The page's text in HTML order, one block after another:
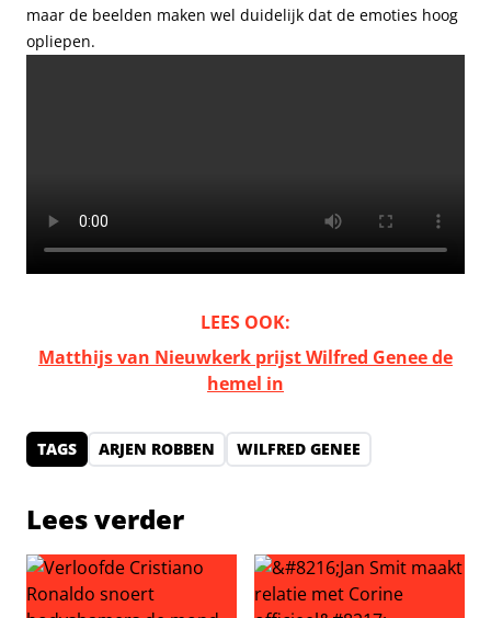
maar de beelden maken wel duidelijk dat de emoties hoog
opliepen.
LEES OOK:
Matthijs van Nieuwkerk prijst Wilfred Genee de
hemel in
TAGS ARJEN ROBBEN WILFRED GENEE
Lees verder